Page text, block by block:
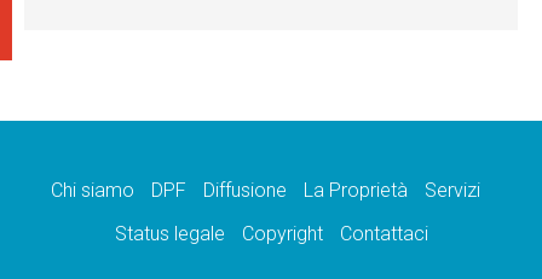
Chi siamo DPF Diffusione La Proprietà
Servizi
Status legale
Copyright Contattaci